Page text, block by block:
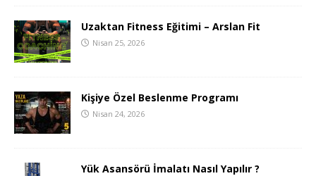
Uzaktan Fitness Eğitimi – Arslan Fit
Nisan 25, 2026
Kişiye Özel Beslenme Programı
Nisan 24, 2026
Yük Asansörü İmalatı Nasıl Yapılır ?